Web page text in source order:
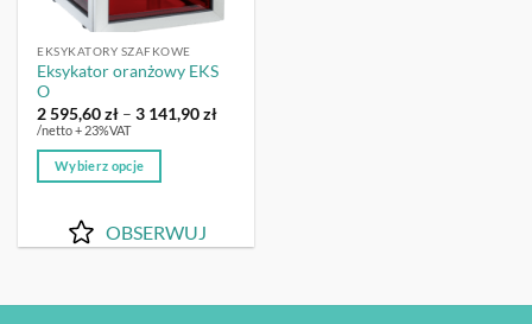
EKSYKATORY SZAFKOWE
Eksykator oranżowy EKS
O
2 595,60zł – 3 141,90złZakres
/netto + 23%VAT
Wybierz opcje
produkt
ma
OBSERWUJ